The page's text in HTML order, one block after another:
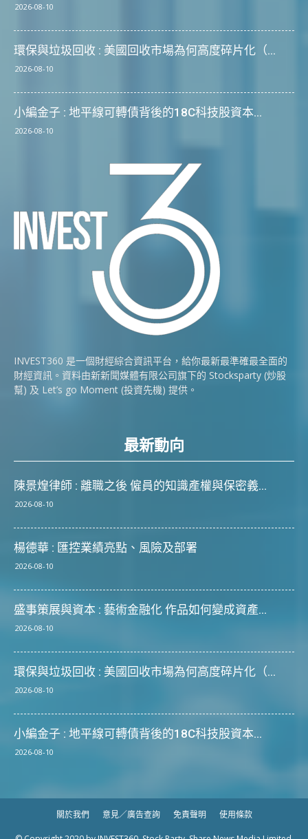
2026-08-10
環保與垃圾回收 : 美國回收市場為何高度碎片化（...
2026-08-10
小編金子 : 地平線可轉債背後的18C科技股資本...
2026-08-10
INVEST360 是一個財經綜合資訊平台，給你最新最準確最全面的
財經資訊。資料由新新聞媒體有限公司旗下的 Stocksparty (炒股
幫) 及 Let’s go Moment (投資先機) 提供。
最新動向
陳景煌律師 : 離職之後 僱員的知識產權與保密義...
2026-08-10
楊德華 : 匯控業績亮點、風險及部署
2026-08-10
盛事策展與資本 : 藝術金融化 作品如何變成資產...
2026-08-10
環保與垃圾回收 : 美國回收市場為何高度碎片化（...
2026-08-10
小編金子 : 地平線可轉債背後的18C科技股資本...
2026-08-10
關於我們 意見／廣告查詢 免責聲明 使用條款